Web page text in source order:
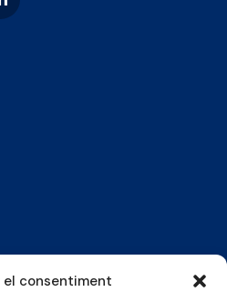
el consentiment